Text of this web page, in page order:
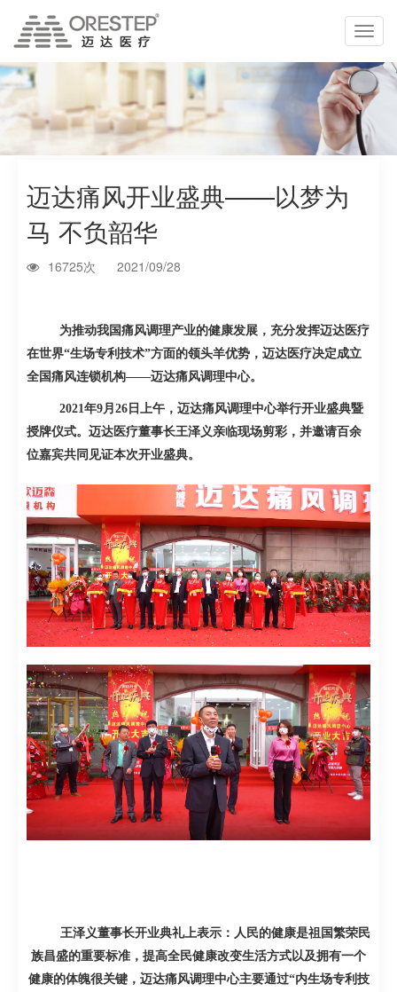
切
换
导
航
迈达痛风开业盛典——以梦为
马 不负韶华
16725次 2021/09/28
为推动我国痛风调理产业的健康发展，充分发挥迈达医疗
在世界“生场专利技术”方面的领头羊优势 ，迈达医疗决定成立
全国痛风连锁机构——迈达痛风调理中心。
2021年9月26 日上午，迈达痛风调理中心举行开业盛典暨
授牌仪式。迈达医疗董事长王泽义亲临现场剪彩，并邀请百余
位嘉宾共同见证本次开业盛典。
王泽义董事长开业典礼上表示：人民的健康是祖国繁荣民
族昌盛的重要标准，提高全民健康改变生活方式以及拥有一个
健康的体魄很关键，迈达痛风调理中心主要通过“内生场专利技